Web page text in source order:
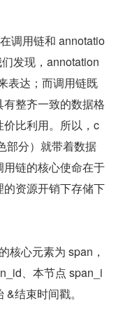
调用链和 annotatio
发现，annotation
表达；而调用链既
整齐一致的数据格
比利用。所以，c
部分）就带着数据
链的核心使命在于
资源开销下存储下
核心元素为 span，
、本节点 span_i
结束时间戳。